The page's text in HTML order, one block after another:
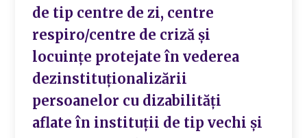
de tip centre de zi, centre
respiro/centre de criză și
locuințe protejate în vederea
dezinstituționalizării
persoanelor cu dizabilități
aflate în instituții de tip vechi și